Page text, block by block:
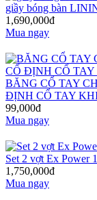
giầy bóng bàn
1,690,000đ
Mua ngay
BĂNG CỔ TAY
ĐỊNH CỔ TAY
99,000đ
Mua ngay
Set 2 vợt Ex Power
1,750,000đ
Mua ngay